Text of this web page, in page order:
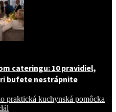
cateringu: 10 pravidiel,
bufete nestrápnite